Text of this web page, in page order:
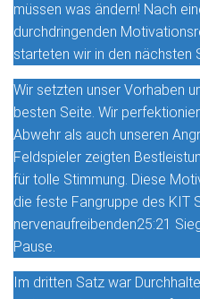
müssen was ändern! Nach
durchdringenden
starteten wir in den nächsten
Wir setzten unser Vorhaben
besten Seite. Wir
Abwehr als auch unseren
Feldspieler zeigten
für tolle Stimmung. Diese
die feste Fangruppe des KIT
nervenaufreibenden25:21
Pause.
Im dritten Satz war